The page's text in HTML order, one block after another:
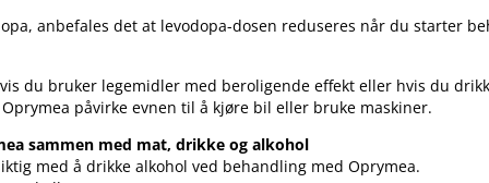
anbefales det at levodopa-dosen reduseres når du starter
du bruker legemidler med beroligende effekt eller hvis du
påvirke evnen til å kjøre bil eller bruke maskiner.
sammen med mat, drikke og alkohol
med å drikke alkohol ved behandling med Oprymea.